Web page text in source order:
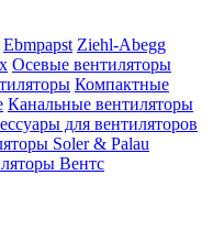
Ebmpapst Ziehl-Abegg
Осевые вентиляторы
Компактные
Канальные вентиляторы
для вентиляторов
Soler & Palau
Вентс